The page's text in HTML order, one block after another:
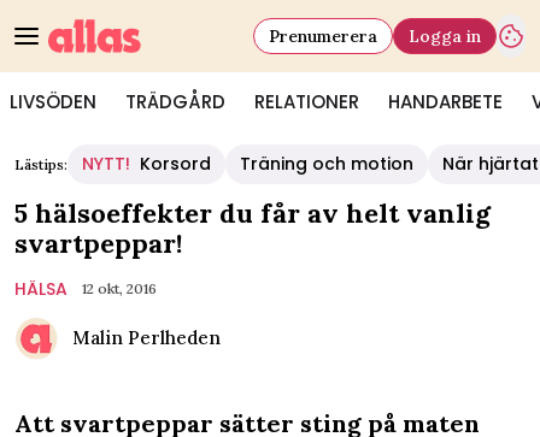
LIVSÖDEN TRÄDGÅRD RELATIONER HANDARBETE
Prenumerera Logga in
Lästips: NYTT! Korsord Träning och motion När
5 hälsoeffekter du får av helt vanlig
svartpeppar!
HÄLSA 12 okt, 2016
Malin Perlheden
Att svartpeppar sätter sting på maten